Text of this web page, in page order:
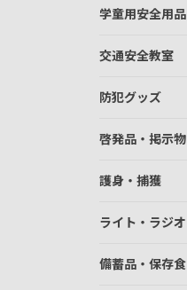
学童用安全用品
交通安全教室
防犯グッズ
啓発品・掲示物
護身・捕獲
ライト・ラジオ
備蓄品・保存食